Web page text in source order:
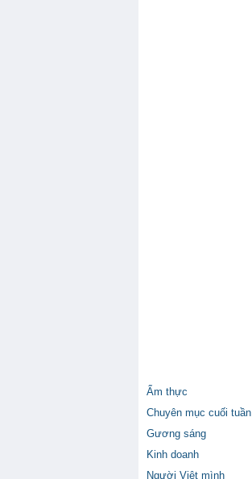
Ẩm thực
Chuyên mục cuối tuần
Gương sáng
Kinh doanh
Người Việt mình